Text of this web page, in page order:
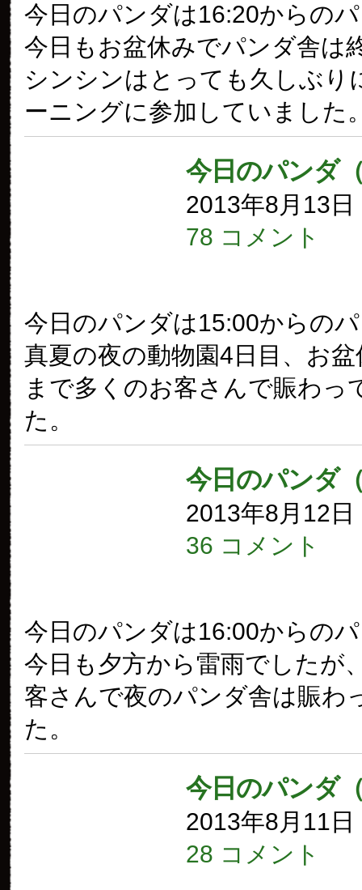
今日のパンダは16:20からの
今日もお盆休みでパンダ舎は
シンシンはとっても久しぶり
ーニングに参加していました
今日のパンダ
2013年8月13日
78 コメント
今日のパンダは15:00からの
真夏の夜の動物園4日目、お
まで多くのお客さんで賑わっ
た。
今日のパンダ
2013年8月12日
36 コメント
今日のパンダは16:00からの
今日も夕方から雷雨でしたが
客さんで夜のパンダ舎は賑わ
た。
今日のパンダ
2013年8月11日
28 コメント